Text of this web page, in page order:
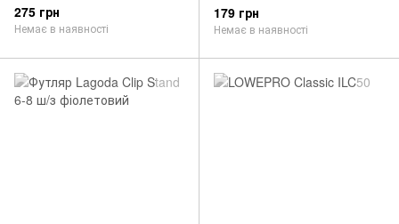
275 грн
Немає в наявності
179 грн
Немає в наявності